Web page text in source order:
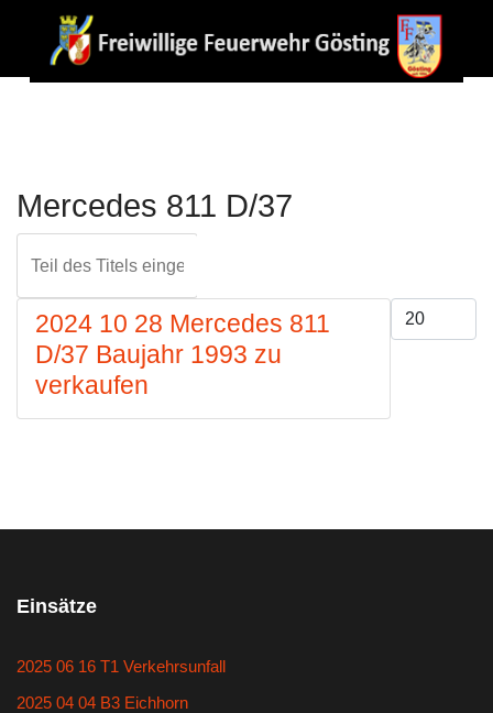
Mercedes 811 D/37
Anzeige #
2024 10 28 Mercedes 811
D/37 Baujahr 1993 zu
verkaufen
Einsätze
2025 06 16 T1 Verkehrsunfall
2025 04 04 B3 Eichhorn